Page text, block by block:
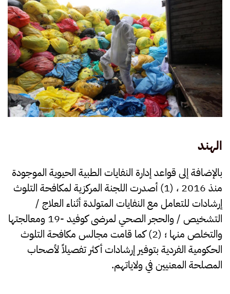
الهند
بالإضافة إلى قواعد إدارة النفايات الطبية الحيوية الموجودة
منذ 2016 ، (1) أصدرت اللجنة المركزية لمكافحة التلوث
إرشادات للتعامل مع النفايات المتولدة أثناء العلاج /
التشخيص / والحجر الصحي لمرضى كوفيد -19 ومعالجتها
والتخلص منها ؛ (2) كما قامت مجالس مكافحة التلوث
الحكومية الفردية بتوفير إرشادات أكثر تفصيلاً لأصحاب
المصلحة المعنيين في ولاياتهم.